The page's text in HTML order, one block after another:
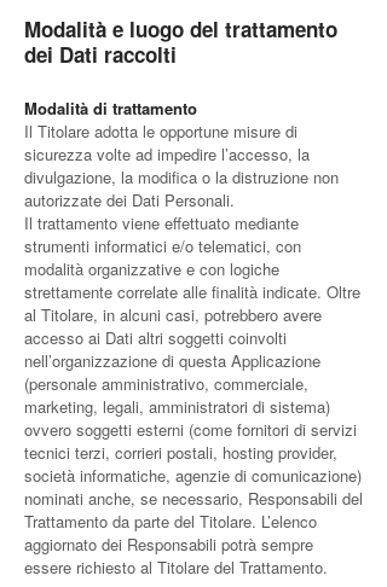
Modalità e luogo del trattamento
dei Dati raccolti
Modalità di trattamento
Il Titolare adotta le opportune misure di
sicurezza volte ad impedire l’accesso, la
divulgazione, la modifica o la distruzione non
autorizzate dei Dati Personali.
Il trattamento viene effettuato mediante
strumenti informatici e/o telematici, con
modalità organizzative e con logiche
strettamente correlate alle finalità indicate. Oltre
al Titolare, in alcuni casi, potrebbero avere
accesso ai Dati altri soggetti coinvolti
nell’organizzazione di questa Applicazione
(personale amministrativo, commerciale,
marketing, legali, amministratori di sistema)
ovvero soggetti esterni (come fornitori di servizi
tecnici terzi, corrieri postali, hosting provider,
società informatiche, agenzie di comunicazione)
nominati anche, se necessario, Responsabili del
Trattamento da parte del Titolare. L’elenco
aggiornato dei Responsabili potrà sempre
essere richiesto al Titolare del Trattamento.